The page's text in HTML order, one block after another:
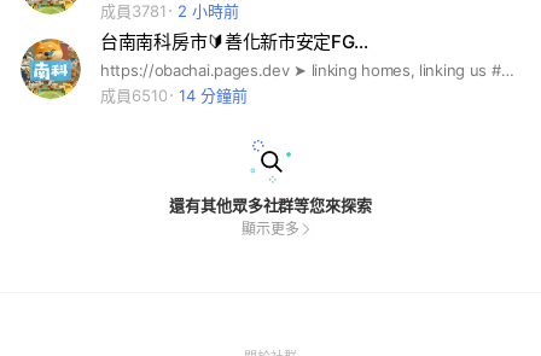
成員3781
2 小時前
台南南科房市🔰善化新市安定FG…
https://obachai.pages.dev ➤ linking homes, linking us #歐巴柴 #新青安 #央行第七波 #限貸令 #信用管制 #虛坪改革 #實坪制 #台積宅 #都更 #實價登錄 #房地合一 #囤房稅 #台南預售屋 #台南新成屋 #台南中古屋 #台南二手屋 #南科購屋 #台南買房 #台南租房 #台南首購 #台南換屋 #台南大樓 #台南透天 #台南重劃區 #台南巨蛋 #南科效應 #永康買房 #南科生活圈 #台南蛋黃區 #南科廠區 #南台南副都心 #新都心段 #寶佳 #佳泰 #佳展 #佳鋐 #佳晟 #佳昕 #佳峻 #佳瓚 #和紘 #櫻花 #大華 #勝美 #和通 #山豐 #興富發 #京城 #麗寶 #春福 #遠雄 #豐邑 #國泰 #華友聯 #清景麟 #勝美 #富立 #僑昱 #上曜 #永龍 #宇城 #宗大 #白京 #達麗 #三發 #桂田 #恆鵬 #聯上 #泰嘉 #泰廣 #新太盟 #允將 #太子 #龍騰 #台邦 #惠宇 #宏普 #海悅 #福第英華置業 #聯碩 #漢華 #新高創 #上揚 #龍閣 #龍悅 #寶萊屋
成員6510
14 分鐘前
還有其他眾多社群等您來探索
顯示更多